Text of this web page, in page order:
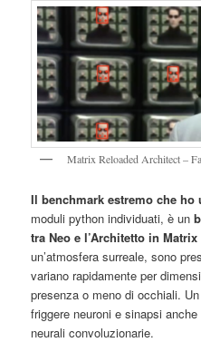
Matrix Reloaded Architect –
Il benchmark estremo che
moduli python individuati, è un
tra Neo e l’Architetto in Matrix
un’atmosfera surreale, sono
variano rapidamente per
presenza o meno di occhiali.
friggere neuroni e sinapsi
neurali convoluzionarie.